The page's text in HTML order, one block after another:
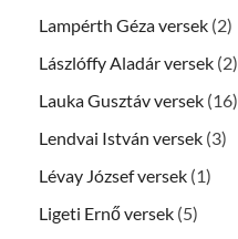
Lampérth Géza versek (2)
Lászlóffy Aladár versek (2)
Lauka Gusztáv versek (16)
Lendvai István versek (3)
Lévay József versek (1)
Ligeti Ernő versek (5)